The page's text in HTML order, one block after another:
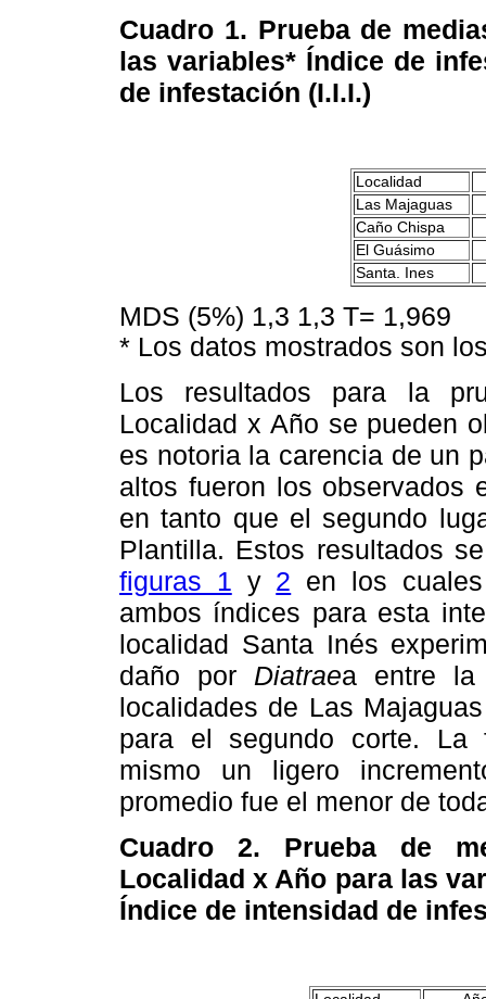
Cuadro 1. Prueba de
las variables* Índice de
de infestación (I.I.I.)
Localidad
Las Majaguas
Caño Chispa
El Guásimo
Santa. Ines
MDS (5%) 1,3 1,3 T= 1,969
* Los datos mostrados son
Los resultados para la
Localidad x Año se pueden
es notoria la carencia de un
altos fueron los observados
en tanto que el segundo
Plantilla. Estos resultados
figuras 1 y 2 en los
ambos índices para esta
localidad Santa Inés
daño por Diatraea entre la
localidades de Las
para el segundo corte. La
mismo un ligero
promedio fue el menor de
Cuadro 2. Prueba de
Localidad x Año para las
Índice de intensidad de